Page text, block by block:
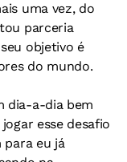
uma vez, do
parceria
objetivo é
do mundo.
dia-a-dia bem
esse desafio
eu já